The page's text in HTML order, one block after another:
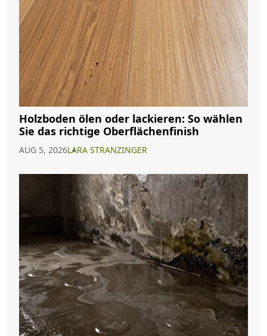
Holzboden ölen oder lackieren: So wählen
Sie das richtige Oberflächenfinish
AUG 5, 2026LARA STRANZINGER